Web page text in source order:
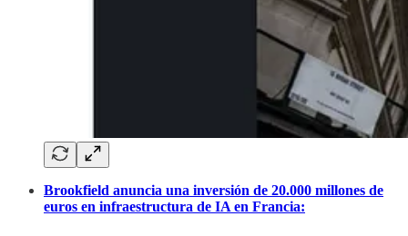
Brookfield anuncia una inversión de 20.000 millones de
euros en infraestructura de IA en Francia: